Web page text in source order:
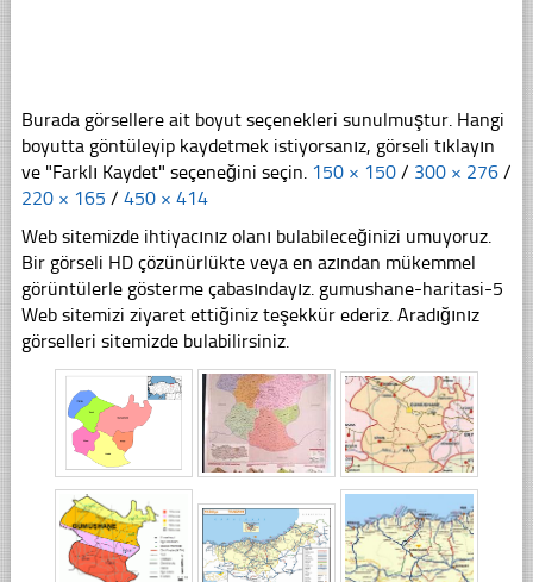
Burada görsellere ait boyut seçenekleri sunulmuştur. Hangi
boyutta göntüleyip kaydetmek istiyorsanız, görseli tıklayın
ve "Farklı Kaydet" seçeneğini seçin. 150 × 150 / 300 × 276 /
220 × 165 / 450 × 414
Web sitemizde ihtiyacınız olanı bulabileceğinizi umuyoruz.
Bir görseli HD çözünürlükte veya en azından mükemmel
görüntülerle gösterme çabasındayız. gumushane-haritasi-5
Web sitemizi ziyaret ettiğiniz teşekkür ederiz. Aradığınız
görselleri sitemizde bulabilirsiniz.